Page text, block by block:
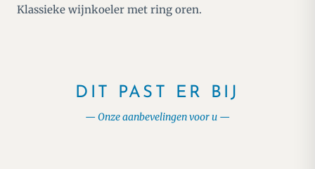
Klassieke wijnkoeler met ring oren.
DIT PAST ER BIJ
Onze aanbevelingen voor u